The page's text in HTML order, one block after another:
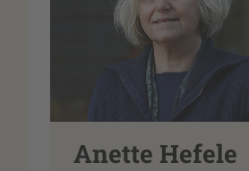
Anette Hefele